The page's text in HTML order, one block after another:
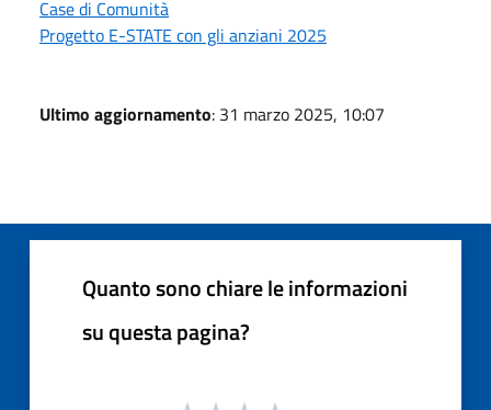
Case di Comunità
Progetto E-STATE con gli anziani 2025
Ultimo aggiornamento: 31 marzo 2025, 10:07
Quanto sono chiare le informazioni
su questa pagina?